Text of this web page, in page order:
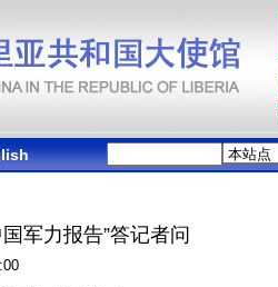
军力报告”答记者问